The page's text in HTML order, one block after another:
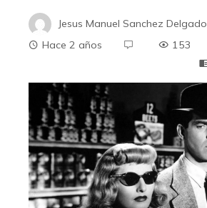
Jesus Manuel Sanchez Delgado
Hace 2 años
153